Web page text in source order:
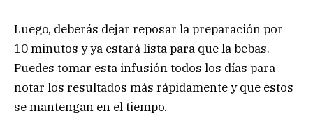
Luego, deberás dejar reposar la preparación por
10 minutos y ya estará lista para que la bebas.
Puedes tomar esta infusión todos los días para
notar los resultados más rápidamente y que estos
se mantengan en el tiempo.